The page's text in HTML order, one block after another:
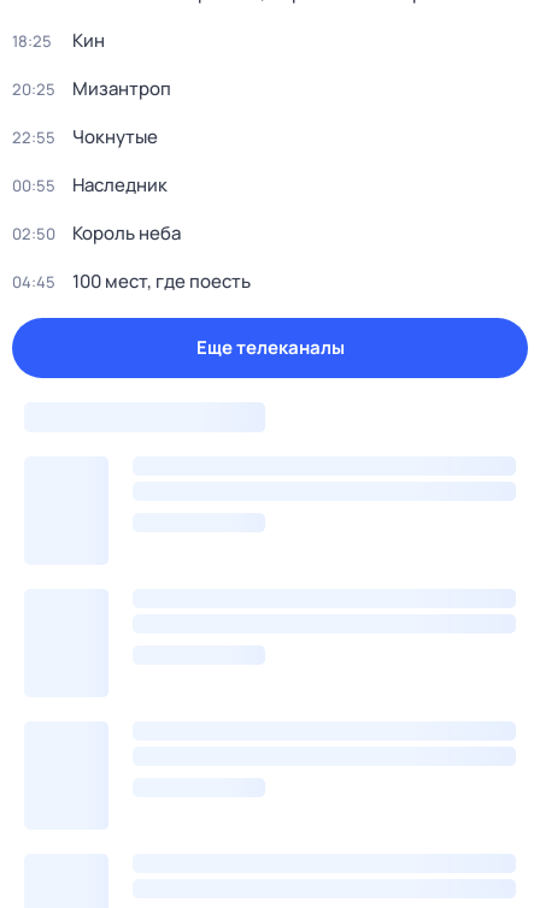
18:25 Кин
20:25 Мизантроп
22:55 Чокнутые
00:55 Наследник
02:50 Король неба
04:45 100 мест, где поесть
Еще телеканалы